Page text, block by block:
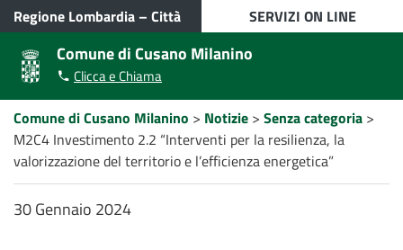
VAI AL CONTENUTO PRINCIPALE
Regione Lombardia – Città
metropolitana di Milano
SERVIZI ON LINE
Comune di Cusano Milanino
Clicca e Chiama
laterale
ricerca
Percorso
a
"briciole
pane"
Comune di Cusano Milanino > Notizie > Senza categoria >
M2C4 Investimento 2.2 “Interventi per la resilienza, la
valorizzazione del territorio e l’efficienza energetica”
30 Gennaio 2024